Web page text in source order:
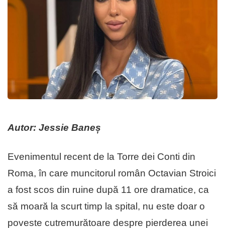
Autor: Jessie Baneș
Evenimentul recent de la Torre dei Conti din
Roma, în care muncitorul român Octavian Stroici
a fost scos din ruine după 11 ore dramatice, ca
să moară la scurt timp la spital, nu este doar o
poveste cutremurătoare despre pierderea unei